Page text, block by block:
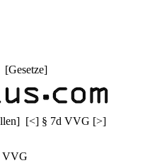
[Gesetze]
] [<] § 7d VVG [>]
VVG